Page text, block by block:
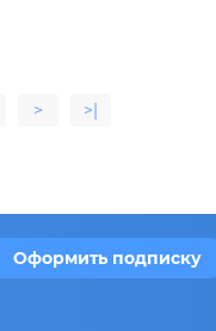
> >|
Оформить подписку